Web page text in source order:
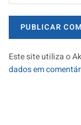
Este site utiliza o
dados em